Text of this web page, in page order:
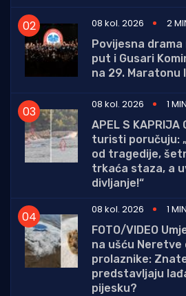
08 kol. 2026
2
Povijesna
put i Gusari
na 29. Maratonu
08 kol. 2026
1
APEL S
turisti poručuju:
od tragedije,
trkaća staza, a
divljanje!“
08 kol. 2026
1
FOTO/VIDEO
na ušću Neretve
prolaznike:
predstavljaju
pijesku?